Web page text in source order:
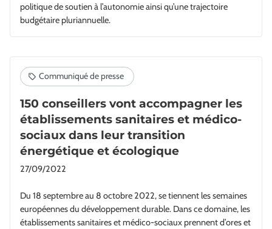
politique de soutien à l’autonomie ainsi qu’une trajectoire
budgétaire pluriannuelle.
150 conseillers vont accompagner les
établissements sanitaires et médico-
sociaux dans leur transition
énergétique et écologique
27/09/2022
Du 18 septembre au 8 octobre 2022, se tiennent les semaines
européennes du développement durable. Dans ce domaine, les
établissements sanitaires et médico-sociaux prennent d’ores et